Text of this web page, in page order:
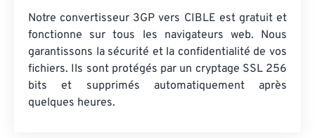
Notre convertisseur 3GP vers CIBLE est gratuit et
fonctionne sur tous les navigateurs web. Nous
garantissons la sécurité et la confidentialité de vos
fichiers. Ils sont protégés par un cryptage SSL 256
bits et supprimés automatiquement après
quelques heures.